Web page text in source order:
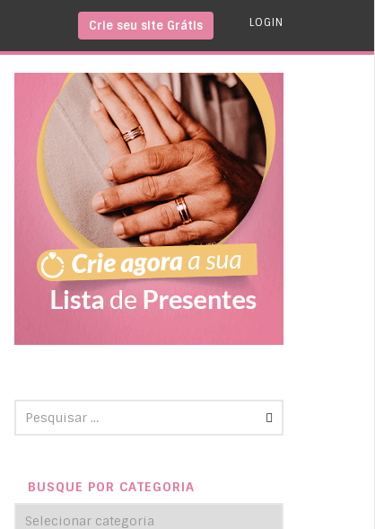
LOGIN
Crie seu site Grátis
BUSQUE POR CATEGORIA